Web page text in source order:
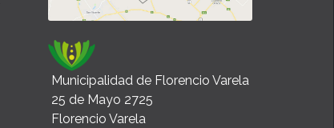
Municipalidad de Florencio Varela
25 de Mayo 2725
Florencio Varela